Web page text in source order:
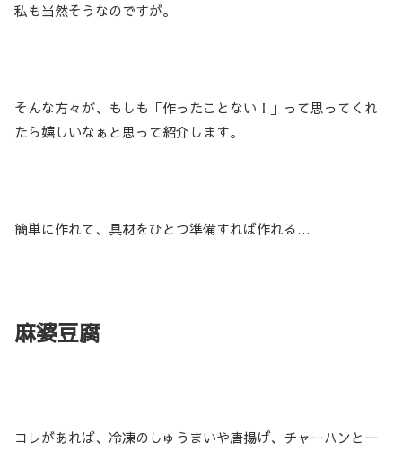
私も当然そうなのですが。
そんな方々が、もしも「作ったことない！」って思ってくれ
たら嬉しいなぁと思って紹介します。
簡単に作れて、具材をひとつ準備すれば作れる…
麻婆豆腐
コレがあれば、冷凍のしゅうまいや唐揚げ、チャーハンと一